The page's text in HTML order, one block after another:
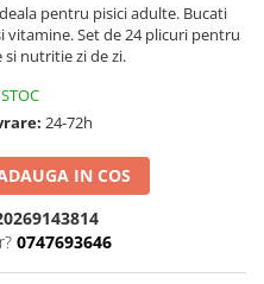
pentru pisici adulte. Bucati
vitamine. Set de 24 plicuri pentru
si nutritie zi de zi.
24-72h
IN COS
0747693646